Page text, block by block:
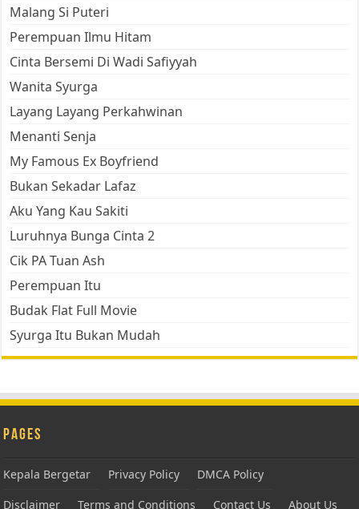
Malang Si Puteri
Perempuan Ilmu Hitam
Cinta Bersemi Di Wadi Safiyyah
Wanita Syurga
Layang Layang Perkahwinan
Menanti Senja
My Famous Ex Boyfriend
Bukan Sekadar Lafaz
Aku Yang Kau Sakiti
Luruhnya Bunga Cinta 2
Cik PA Tuan Ash
Perempuan Itu
Budak Flat Full Movie
Syurga Itu Bukan Mudah
Pages
Kepala Bergetar Privacy Policy
DMCA Policy
Disclaimer
Terms and Conditions Contact Us About Us